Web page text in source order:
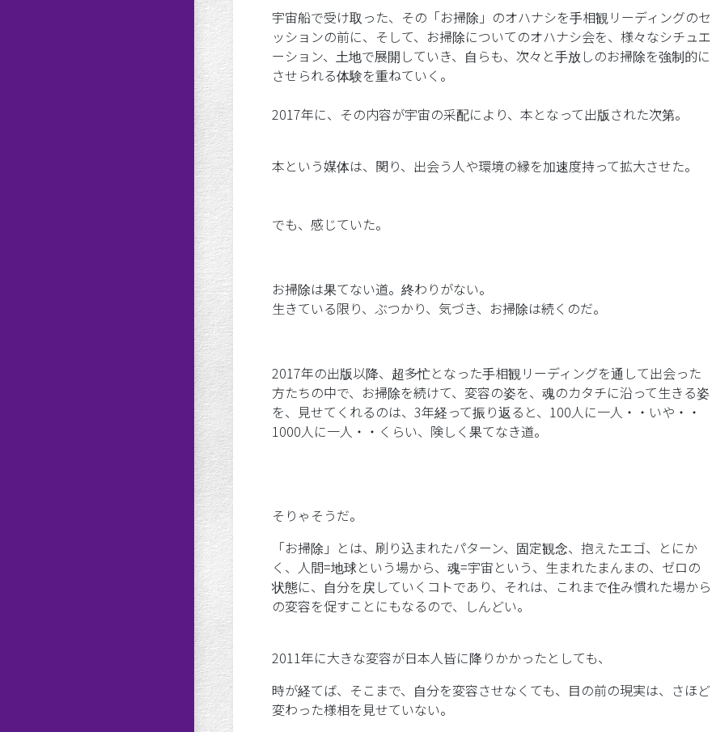
宇宙船で受け取った、その「お掃除」のオハナシを手相観リーディングのセ
ッションの前に、そして、お掃除についてのオハナシ会を、様々なシチュエ
ーション、土地で展開していき、自らも、次々と手放しのお掃除を強制的に
させられる体験を重ねていく。
2017年に、その内容が宇宙の采配により、本となって出版された次第。
本という媒体は、関り、出会う人や環境の縁を加速度持って拡大させた。
でも、感じていた。
お掃除は果てない道。終わりがない。
生きている限り、ぶつかり、気づき、お掃除は続くのだ。
2017年の出版以降、超多忙となった手相観リーディングを通して出会った
方たちの中で、お掃除を続けて、変容の姿を、魂のカタチに沿って生きる姿
を、見せてくれるのは、3年経って振り返ると、100人に一人・・いや・・
1000人に一人・・くらい、険しく果てなき道。
そりゃそうだ。
「お掃除」とは、刷り込まれたパターン、固定観念、抱えたエゴ、とにか
く、人間=地球という場から、魂=宇宙という、生まれたまんまの、ゼロの
状態に、自分を戻していくコトであり、それは、これまで住み慣れた場から
の変容を促すことにもなるので、しんどい。
2011年に大きな変容が日本人皆に降りかかったとしても、
時が経てば、そこまで、自分を変容させなくても、目の前の現実は、さほど
変わった様相を見せていない。